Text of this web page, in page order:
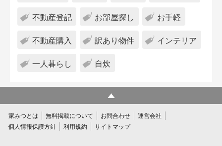
不動産登記 お部屋探し お手軽
不動産購入 訳あり物件 インテリア
一人暮らし 自炊
家みつとは 無料掲載について お問合わせ
運営会社
個人情報保護方針
利用規約 サイトマップ